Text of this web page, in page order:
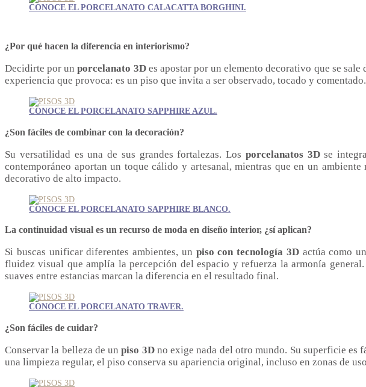
CONOCE EL PORCELANATO CALACATTA BORGHINI.
¿Por qué hacen la diferencia en interiorismo?
Decidirte por unporcelanato 3Des apostar por un elemento decorativo que se
experiencia que provoca: es un piso que invita a ser observado, tocado y comentado.
CONOCE EL PORCELANATO SAPPHIRE AZUL.
¿Son fáciles de combinar con la decoración?
Su versatilidad es una de sus grandes fortalezas. Los porcelanatos 3Dse
contemporáneo aportan un toque cálido y artesanal, mientras que en un
decorativo de alto impacto.
CONOCE EL PORCELANATO SAPPHIRE BLANCO.
La continuidad visual es un recurso de moda en diseño interior, ¿sí aplican?
Si buscas unificar diferentes ambientes, un piso con tecnología 3Dactúa como
fluidez visual que amplía la percepción del espacio y refuerza la armonía
suaves entre estancias marcan la diferencia en el resultado final.
CONOCE EL PORCELANATO TRAVER.
¿Son fáciles de cuidar?
Conservar la belleza de unpiso 3Dno exige nada del otro mundo. Su superficie es
una limpieza regular, el piso conserva su apariencia original, incluso en zonas de